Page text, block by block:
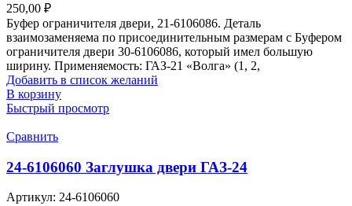
250,00 ₽
Буфер ограничителя двери, 21-6106086. Деталь
взаимозаменяема по присоединительным размерам с Буфером
ограничителя двери 30-6106086, который имел большую
ширину. Применяемость: ГАЗ-21 «Волга» (1, 2,
Добавить в список желаний
В корзину
Быстрый просмотр
Сравнить
24-6106060 Заглушка двери ГАЗ-24
Артикул: 24-6106060